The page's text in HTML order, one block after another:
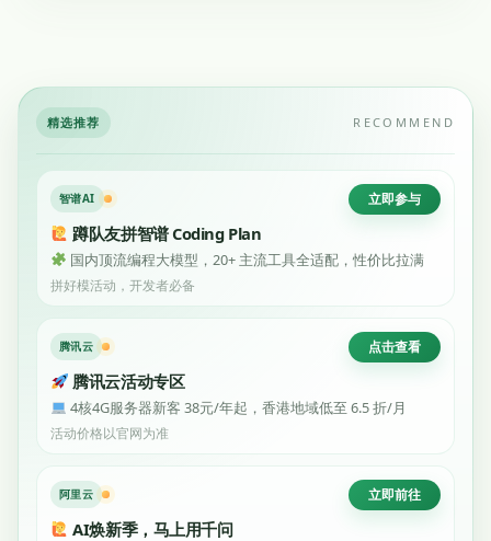
精选推荐 RECOMMEND
智谱AI 立即参与
蹲队友拼智谱 Coding Plan
国内顶流编程大模型，20+ 主流工具全适配，性价比拉满
拼好模活动，开发者必备
腾讯云 点击查看
腾讯云活动专区
4核4G服务器新客 38元/年起，香港地域低至 6.5 折/月
活动价格以官网为准
阿里云 立即前往
AI焕新季，马上用千问